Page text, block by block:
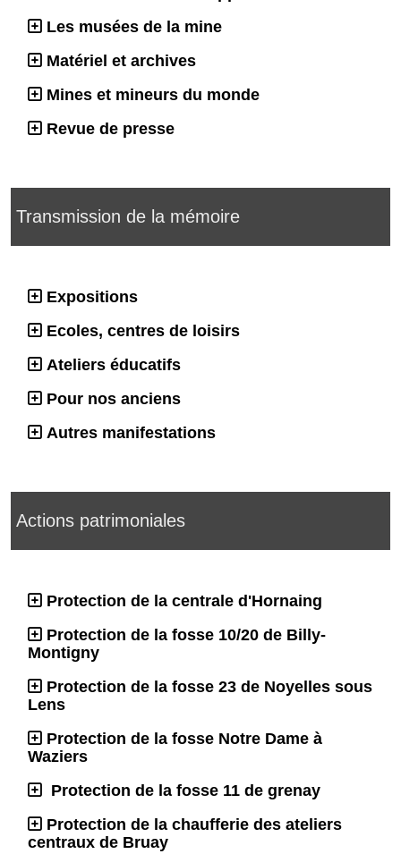
Les musées de la mine
Matériel et archives
Mines et mineurs du monde
Revue de presse
Transmission de la mémoire
Expositions
Ecoles, centres de loisirs
Ateliers éducatifs
Pour nos anciens
Autres manifestations
Actions patrimoniales
Protection de la centrale d'Hornaing
Protection de la fosse 10/20 de Billy-
Montigny
Protection de la fosse 23 de Noyelles sous
Lens
Protection de la fosse Notre Dame à
Waziers
Protection de la fosse 11 de grenay
Protection de la chaufferie des ateliers
centraux de Bruay